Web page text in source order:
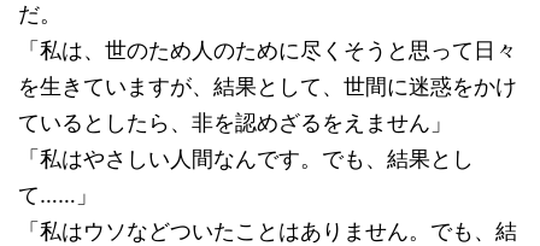
だ。
「私は、世のため人のために尽くそうと思って日々
を生きていますが、結果として、世間に迷惑をかけ
ているとしたら、非を認めざるをえません」
「私はやさしい人間なんです。でも、結果とし
て……」
「私はウソなどついたことはありません。でも、結